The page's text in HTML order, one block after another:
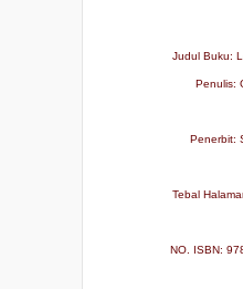
Judul Buku:
Penulis:
Penerbit:
Tebal
NO. ISBN: